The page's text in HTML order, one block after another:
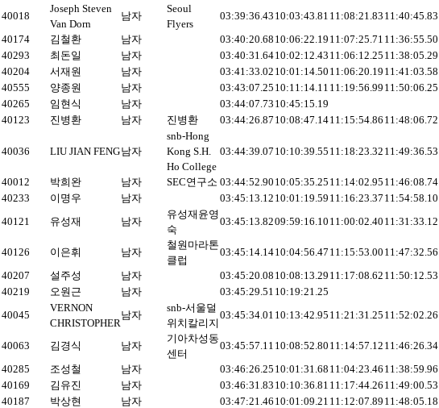
40018
Joseph Steven
Van Dorn
남자
Seoul
Flyers
03:39:36.43 10:03:43.81 11:08:21.83 11:40:45.83
40174
김철환 남자 03:40:20.68 10:06:22.19 11:07:25.71 11:36:55.50
40293
최돈일 남자 03:40:31.6410:02:12.43 11:06:12.25 11:38:05.29
40204
서재원 남자 03:41:33.02 10:01:14.50 11:06:20.19 11:41:03.58
40555
양종원 남자 03:43:07.25 10:11:14.11 11:19:56.99 11:50:06.25
40265
임현식 남자 03:44:07.73 10:45:15.19
40123
진병환 남자 진병환 03:44:26.87 10:08:47.1411:15:54.86 11:48:06.72
40036 LIU JIAN FENG남자
snb-Hong
Kong S.H.
Ho College
03:44:39.07 10:10:39.55 11:18:23.32 11:49:36.53
40012 박희완 남자 SEC연구소 03:44:52.90 10:05:35.25 11:14:02.95 11:46:08.74
40233
이명우 남자 03:45:13.12 10:01:19.59 11:16:23.37 11:54:58.10
40121
유성재 남자
유성재윤영
숙
03:45:13.8209:59:16.10 11:00:02.40 11:31:33.12
40126 이은휘 남자
철원마라톤
클럽
03:45:14.1410:04:56.47 11:15:53.00 11:47:32.56
40207
설주성 남자 03:45:20.08 10:08:13.29 11:17:08.62 11:50:12.53
40219
오원근 남자 03:45:29.51 10:19:21.25
40045
VERNON
CHRISTOPHER
남자
snb-서울덜
위치칼리지
03:45:34.01 10:13:42.95 11:21:31.25 11:52:02.26
40063 김경식 남자
기아차성동
센터
03:45:57.11 10:08:52.80 11:14:57.12 11:46:26.34
40285
조성철 남자 03:46:26.25 10:01:31.68 11:04:23.46 11:38:59.96
40169
김유진 남자 03:46:31.83 10:10:36.81 11:17:44.26 11:49:00.53
40187
박상현 남자 03:47:21.46 10:01:09.21 11:12:07.89 11:48:05.18